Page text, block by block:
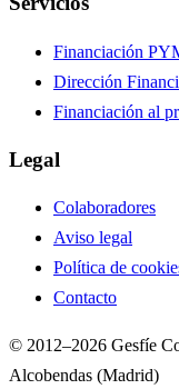
Financiación
Dirección
Financiación al
Legal
Colaboradores
Aviso legal
Política de
Contacto
© 2012–2026 Gesfíe
Alcobendas (Madrid)